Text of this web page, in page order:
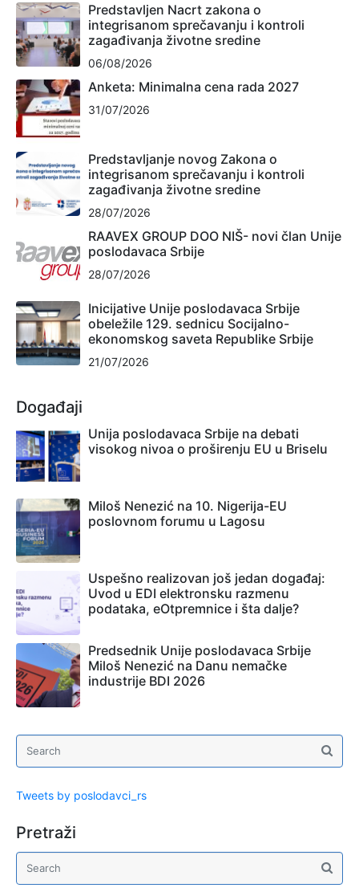
Predstavljen Nacrt zakona o
integrisanom sprečavanju i kontroli
zagađivanja životne sredine
06/08/2026
Anketa: Minimalna cena rada 2027
31/07/2026
Predstavljanje novog Zakona o
integrisanom sprečavanju i kontroli
zagađivanja životne sredine
28/07/2026
RAAVEX GROUP DOO NIŠ- novi član Unije
poslodavaca Srbije
28/07/2026
Inicijative Unije poslodavaca Srbije
obeležile 129. sednicu Socijalno-
ekonomskog saveta Republike Srbije
21/07/2026
Događaji
Unija poslodavaca Srbije na debati
visokog nivoa o proširenju EU u Briselu
Miloš Nenezić na 10. Nigerija-EU
poslovnom forumu u Lagosu
Uspešno realizovan još jedan događaj:
Uvod u EDI elektronsku razmenu
podataka, eOtpremnice i šta dalje?
Predsednik Unije poslodavaca Srbije
Miloš Nenezić na Danu nemačke
industrije BDI 2026
Tweets by poslodavci_rs
Pretraži